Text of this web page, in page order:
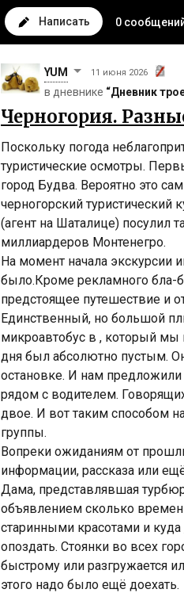
Написать 0
YUM 11 июня 2026
в дневнике “Дневник
Черногория.
Поскольку погода
туристические осмотры.
город Будва. Вероятно это
черногорский туристический
(агент на Шаталице) посулил
миллиардеров Монтенегро.
На момент начала экскурсии
было.Кроме рекламного бла-
предстоящее путешествие и
Единственный, но большой
микроавтобус в , который
дня был абсолютно пустым.
остановке. И нам предложили
рядом с водителем.
двое. И вот таким способом
группы.
Вопреки ожиданиям от
информации, рассказа или
Дама, представлявшая
объявлением сколько
старинными красотами и
опоздать. Стоянки во всех
быстрому или разгружается
этого надо было ещё доехать.